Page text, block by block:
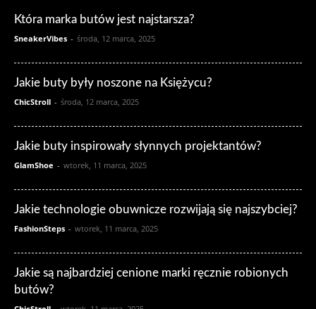
Która marka butów jest najstarsza?
SneakerVibes - środa, 12 marca, 2025
Jakie buty były noszone na Księżycu?
ChicStroll - środa, 12 marca, 2025
Jakie buty inspirowały słynnych projektantów?
GlamShoe - wtorek, 11 marca, 2025
Jakie technologie obuwnicze rozwijają się najszybciej?
FashionSteps - wtorek, 11 marca, 2025
Jakie są najbardziej cenione marki ręcznie robionych
butów?